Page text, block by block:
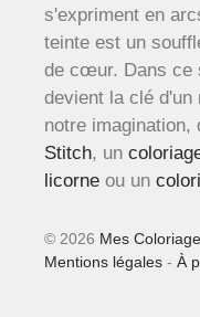
s'expriment en
teinte est un
de cœur. Dans ce
devient la clé d'un
notre imagination,
Stitch, un
licorne ou un
© 2026 Mes
Mentions légales - À